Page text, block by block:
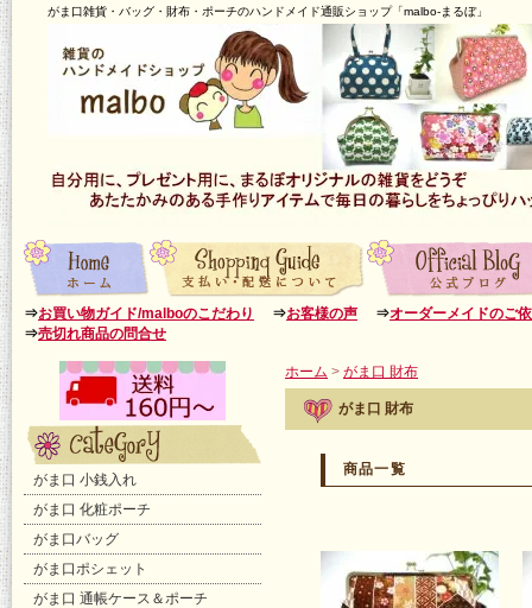
がま口雑貨・バッグ・財布・ポーチのハンドメイド通販ショップ「malbo-まるぼ」
⇒お買い物ガイド/malboのこだわり ⇒お客様の声 ⇒オーダーメイドのご
⇒売切れ商品の問合せ
がま口 小銭入れ
がま口 化粧ポーチ
がま口バッグ
がま口ポシェット
がま口 通帳ケース＆ポーチ
ホーム > がま口 財布
がま口 財布
商品一覧